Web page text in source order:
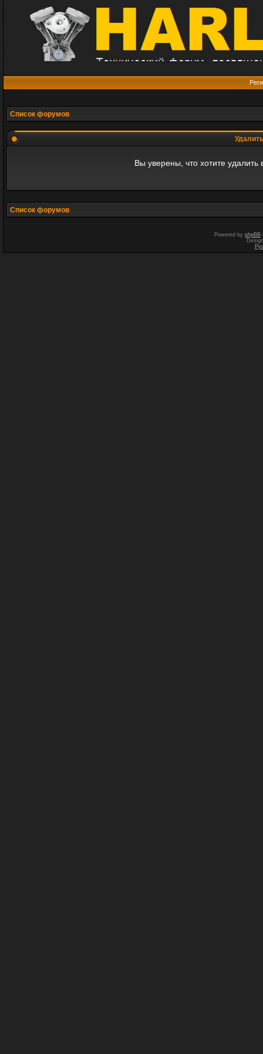
Список форумов
Вы уверены, что хотите
Список форумов
Powered by phpBB